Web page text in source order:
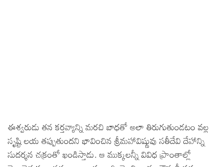
ఈశ్వరుడు తన కర్తవ్యాన్ని మరచి బాధతో అలా తిరుగుతుండటం వల్ల
సృష్టి లయ తప్పుతుందని భావించిన శ్రీమహావిష్ణువు సతీదేవి దేహాన్ని
సుదర్శన చక్రంతో ఖండిస్తాడు. ఆ ముక్కలన్నీ వివిధ ప్రాంతాల్లో